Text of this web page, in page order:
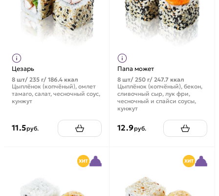
Цезарь
8 шт/ 235 г/ 186.4 ккал
Цыплёнок (копчёный), омлет
тамаго, салат, чесночный соус,
кунжут
11.5руб.
Папа может
8 шт/ 250 г/ 247.7 ккал
Цыплёнок (копчёный), бекон,
сливочный сыр, лук фри,
чесночный и спайси соусы,
кунжут
12.9руб.